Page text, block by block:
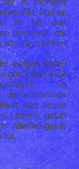
Akt, und es
er an den
teilnimmt, als
geschehen
ewigen Willen
göttlichen Akte
so
die in frommer
was Jesus
Lebens getan
allerheiligsten
tut.